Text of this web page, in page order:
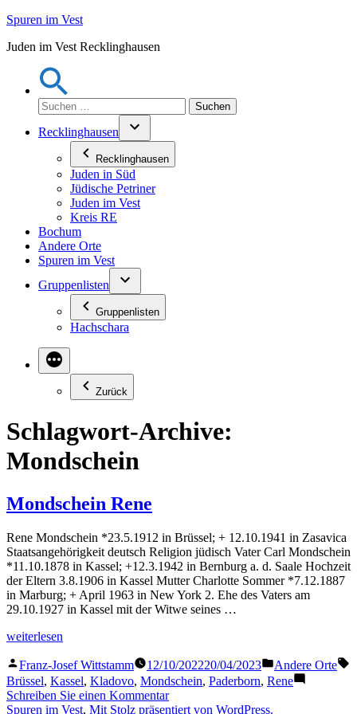
Zum
springen
Spuren im Vest
Juden im Vest Recklinghausen
Suchen
nach:
Recklinghausen
Recklinghausen
Juden in Süd
Jüdische Petriner
Juden im Vest
Kreis RE
Bochum
Andere Orte
Spuren im Vest
Gruppenlisten
Gruppenlisten
Hachschara
Zurück
Schlagwort-Archive:
Mondschein
Mondschein Rene
Rene Mondschein *23.5.1912 in Brüssel; + 12.10.1941 in Zasavica
Staatsangehörigkeit deutsch Religion jüdisch Vater Carl Mondschein
*11.10.1878 in Kassel; +12.3.1942 in Bernburg a. d. Saale Hochzeit
der Eltern 3.8.1906 in Kassel Mutter Charlotte Sommer *7.12.1887
in Marburg; + April 1963 in New York 2. Ehe des Vaters am
29.10.1927 in Kassel mit der Witwe seines …
„Mondschein
weiterlesen
Veröffentlicht
von
Franz-Josef Wittstamm 12/10/202220/04/2023
Veröffentlicht
in
Andere Orte
Brüssel, Kassel, Kladovo, Mondschein, Paderborn, Rene
Schreiben Sie einen Kommentarzu
Mondschein
Spuren im Vest, Mit Stolz präsentiert von WordPress.